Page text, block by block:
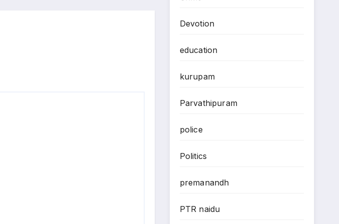
Devotion
education
kurupam
Parvathipuram
police
Politics
premanandh
PTR naidu